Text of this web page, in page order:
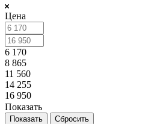
Цена
6 170
8 865
11 560
14 255
16 950
Показать
Сбросить